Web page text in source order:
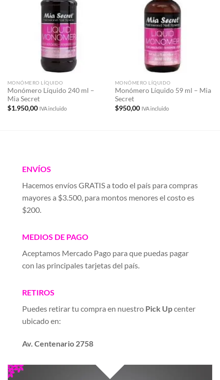
MONÓMERO LÍQUIDO
Monómero Líquido 240 ml –
Mia Secret
$1.950,00 IVA incluido
MONÓMERO LÍQUIDO
Monómero Líquido 59 ml – Mia
Secret
$950,00 IVA incluido
ENVÍOS
Hacemos envíos GRATIS a todo el país para compras
mayores a $3.500, para montos menores el costo es
$200.
MEDIOS DE PAGO
Aceptamos Mercado Pago para que puedas pagar
con las principales tarjetas del país.
RETIROS
Puedes retirar tu compra en nuestro Pick Upcenter
ubicado en:
Av. Centenario 2758